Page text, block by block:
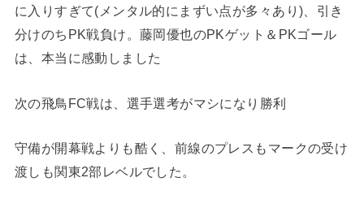
に入りすぎて(メンタル的にまずい点が多々あり)、引き
分けのちPK戦負け。藤岡優也のPKゲット＆PKゴール
は、本当に感動しました
次の飛鳥FC戦は、選手選考がマシになり勝利
守備が開幕戦よりも酷く、前線のプレスもマークの受け
渡しも関東2部レベルでした。